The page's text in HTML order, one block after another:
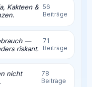
Kakteen & 56
Beiträge
—
riskant.
71
Beiträge
nicht
78
Beiträge